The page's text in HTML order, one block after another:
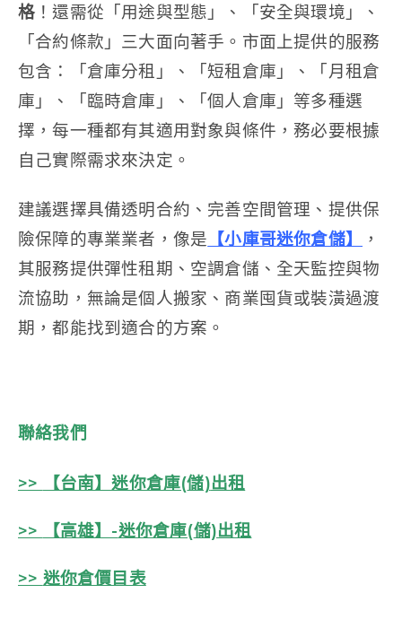
格 ！還需從「用途與型態」、「安全與環境」、
「合約條款」三大面向著手。市面上提供的服務
包含：「倉庫分租」、「短租倉庫」、「月租倉
庫」、「臨時倉庫」、「個人倉庫」等多種選
擇，每一種都有其適用對象與條件，務必要根據
自己實際需求來決定。
建議選擇具備透明合約、完善空間管理、提供保
險保障的專業業者，像是 【小庫哥迷你倉儲】
，
其服務提供彈性租期、空調倉儲、全天監控與物
流協助，無論是個人搬家、商業囤貨或裝潢過渡
期，都能找到適合的方案。
聯絡我們
>> 【台南】迷你倉庫(儲)出租
>> 【高雄】-迷你倉庫(儲)出租
>> 迷你倉價目表